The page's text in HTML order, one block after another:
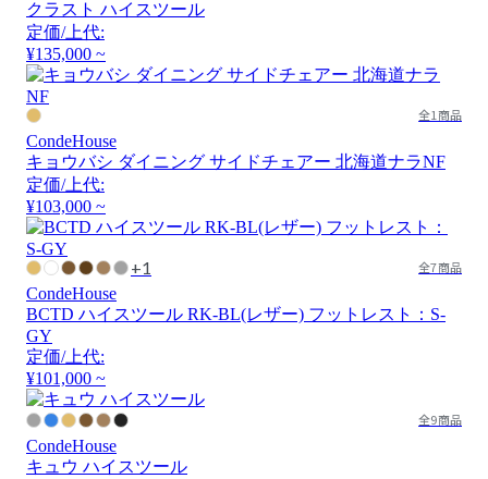
クラスト ハイスツール
定価/上代:
¥135,000 ~
全1商品
CondeHouse
キョウバシ ダイニング サイドチェアー 北海道ナラNF
定価/上代:
¥103,000 ~
+1 全7商品
CondeHouse
BCTD ハイスツール RK-BL(レザー) フットレスト：S-
GY
定価/上代:
¥101,000 ~
全9商品
CondeHouse
キュウ ハイスツール